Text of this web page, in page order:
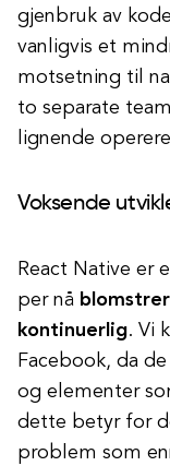
gjenbruk av
vanligvis et
motsetning til
to separate
lignende
Voksende
React Native er
per nå
kontinuerlig. Vi
Facebook, da
og elementer
dette betyr for
problem som